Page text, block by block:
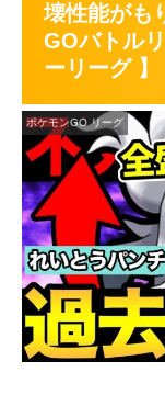
壊性能がも
GOバトル
ーリーグ 】
ポケモンGO リーグ